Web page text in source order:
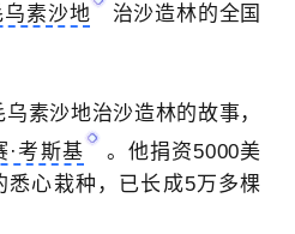
乌素沙地 治沙造林的全国
素沙地治沙造林的故事，
·考斯基
。他捐资5000美
悉心栽种，已长成5万多棵